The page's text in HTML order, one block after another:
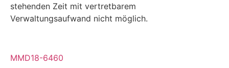
stehenden Zeit mit vertretbarem
Verwaltungsaufwand nicht möglich.
MMD18-6460